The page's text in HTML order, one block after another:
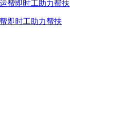
即时工助力帮扶